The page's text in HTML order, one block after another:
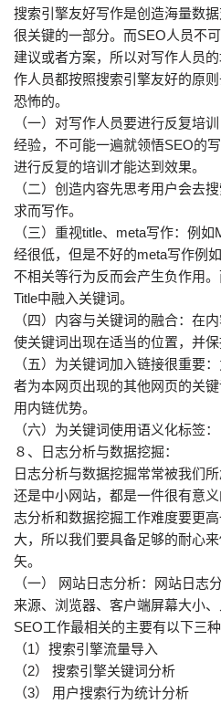
搜索引擎友好写作是创造海量数
很关键的一部分。而SEO人员不
建议或者方案，所以对写作人员
作人员都按照搜索引擎友好的原
恐怖的。
（一）对写作人员要进行反复培
经验，不可能一遍就领悟SEO的
进行反复的培训才能达到效果。
（二）创造内容先思考用户会去
求而写作。
（三）重视title、meta写作：例
经很低，但是不好的meta写作例
不相关等行为反而会产生负作用
Title中融入关键词。
（四）内容与关键词的融合：在
使关键词出现在适当的位置，并保
（五）为关键词加入链接很重要
者为本网页出现的其他网页的关
用内链优势。
（六）为关键词使用语义化标签：
８、日志分析与数据挖掘：
日志分析与数据挖掘常常被我们
还是中小网站，都是一件很有意
志分析和数据挖掘工作难度要更
大，所以我们要具备足够的耐心
矢。
（一） 网站日志分析：网站日志
来源、浏览器、客户端屏幕大小
SEO工作最相关的主要有以下三种
（1）搜索引擎流量导入
（2） 搜索引擎关键词分析
（3） 用户搜索行为统计分析